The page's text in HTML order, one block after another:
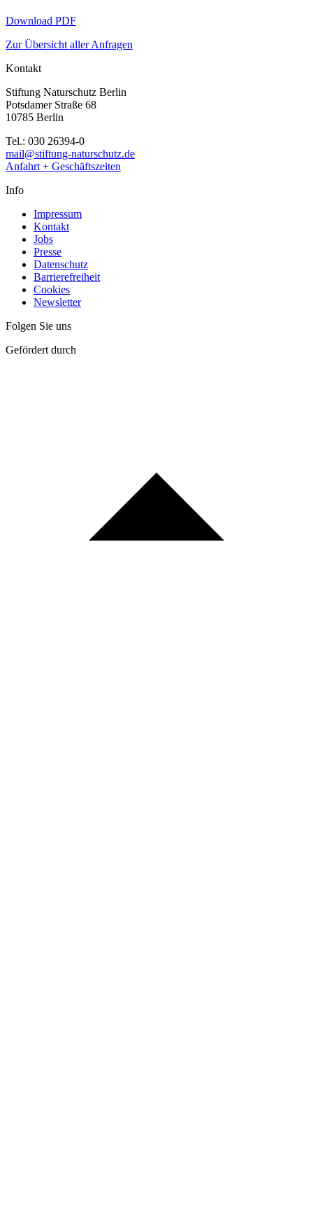
Download PDF
Zur Übersicht aller Anfragen
Kontakt
Stiftung Naturschutz Berlin
Potsdamer Straße 68
10785 Berlin
Tel.: 030 26394-0
mail@stiftung-naturschutz.de
Anfahrt + Geschäftszeiten
Info
Impressum
Kontakt
Jobs
Presse
Datenschutz
Barrierefreiheit
Cookies
Newsletter
Folgen Sie uns
Gefördert durch